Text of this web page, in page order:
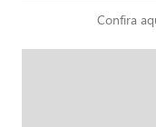
Confira